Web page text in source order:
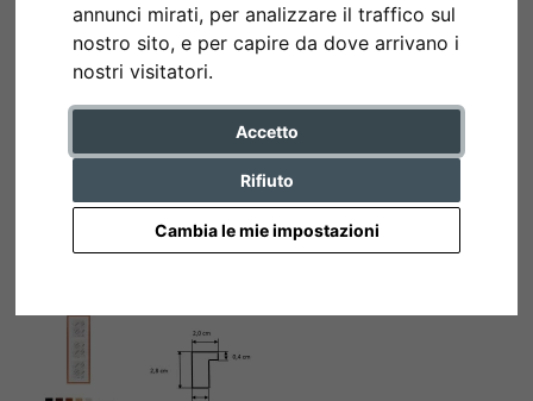
annunci mirati, per analizzare il traffico sul
nostro sito, e per capire da dove arrivano i
nostri visitatori.
Accetto
Rifiuto
Cambia le mie impostazioni
Indietro